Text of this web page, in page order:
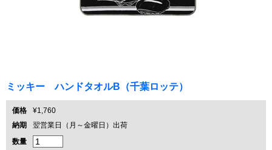
ミッキー ハンドタオルB（千葉ロッテ）
価格
¥1,760
納期
翌営業日（月～金曜日）出荷
数量